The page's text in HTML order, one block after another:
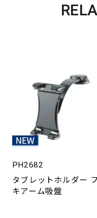
PH2682
タブレットホルダー
キアーム吸盤